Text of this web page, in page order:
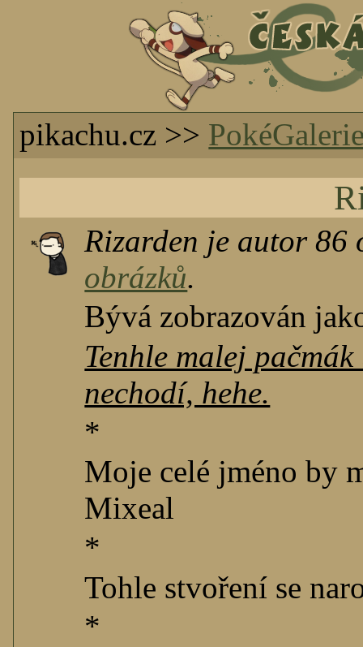
pikachu.cz >>
Rizarden je autor
obrázků.
Bývá zobrazován
Tenhle malej
nechodí, hehe.
*
Moje celé jméno by
Mixeal
*
Tohle stvoření se
*